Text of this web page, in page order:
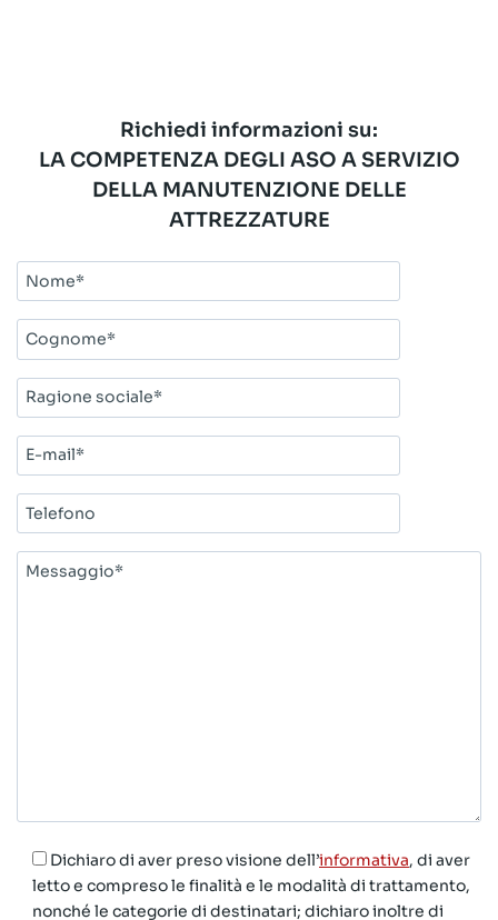
Richiedi informazioni su:
LA COMPETENZA DEGLI ASO A SERVIZIO
DELLA MANUTENZIONE DELLE
ATTREZZATURE
Nome*
Cognome*
Ragione
sociale*
E-
mail*
Telefono
Messaggio*
Dichiaro di aver preso visione dell’informativa, di aver
letto e compreso le finalità e le modalità di trattamento,
nonché le categorie di destinatari; dichiaro inoltre di